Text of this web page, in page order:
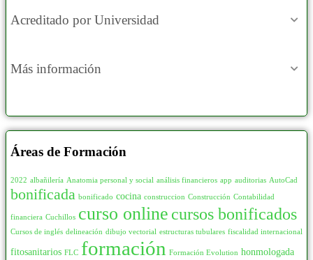
Acreditado por Universidad
Más información
Áreas de Formación
2022 albañilería Anatomia personal y social análisis financieros app auditorias AutoCad
bonificada bonificado cocina construccion Construcción Contabilidad
financiera Cuchillos curso online cursos bonificados
Cursos de inglés delineación dibujo vectorial estructuras tubulares fiscalidad internacional
fitosanitarios FLC formación Formación Evolution honmologada